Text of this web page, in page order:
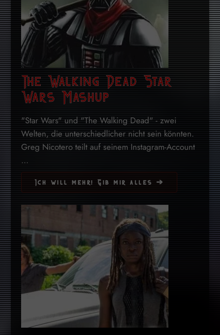
The Walking Dead Star
Wars Mashup
"Star Wars" und "The Walking Dead" - zwei
Welten, die unterschiedlicher nicht sein könnten.
Greg Nicotero teilt auf seinem Instagram-Account
...
Ich will mehr! Gib mir alles ➔